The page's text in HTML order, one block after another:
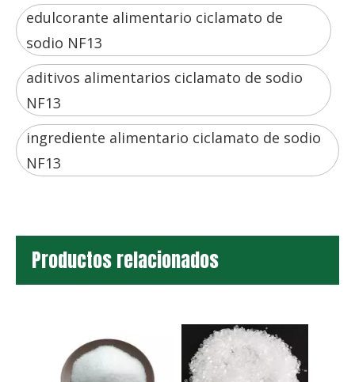
edulcorante alimentario ciclamato de
sodio NF13
aditivos alimentarios ciclamato de sodio
NF13
ingrediente alimentario ciclamato de sodio
NF13
Productos relacionados